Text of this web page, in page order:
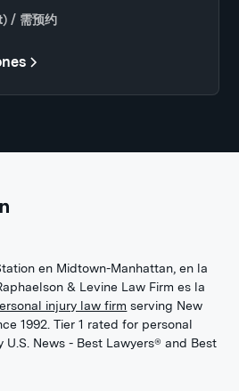
/ 需预约
en Midtown-Manhattan, en la
& Levine Law Firm es la
injury law firm serving New
1992. Tier 1 rated for personal
U.S. News - Best Lawyers® and Best